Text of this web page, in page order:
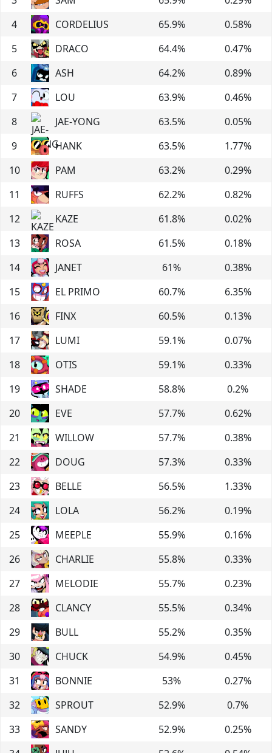
4
CORDELIUS 65.9% 0.58%
5
DRACO 64.4% 0.47%
6
ASH 64.2% 0.89%
7
LOU 63.9% 0.46%
8
JAE-YONG 63.5% 0.05%
9
HANK 63.5% 1.77%
10
PAM 63.2% 0.29%
11
RUFFS 62.2% 0.82%
12
KAZE 61.8% 0.02%
13
ROSA 61.5% 0.18%
14
JANET 61% 0.38%
15
EL PRIMO 60.7% 6.35%
16
FINX 60.5% 0.13%
17
LUMI 59.1% 0.07%
18
OTIS 59.1% 0.33%
19
SHADE 58.8% 0.2%
20
EVE 57.7% 0.62%
21
WILLOW 57.7% 0.38%
22
DOUG 57.3% 0.33%
23
BELLE 56.5% 1.33%
24
LOLA 56.2% 0.19%
25
MEEPLE 55.9% 0.16%
26
CHARLIE 55.8% 0.33%
27
MELODIE 55.7% 0.23%
28
CLANCY 55.5% 0.34%
29
BULL 55.2% 0.35%
30
CHUCK 54.9% 0.45%
31
BONNIE 53% 0.27%
32
SPROUT 52.9% 0.7%
33
SANDY 52.9% 0.25%